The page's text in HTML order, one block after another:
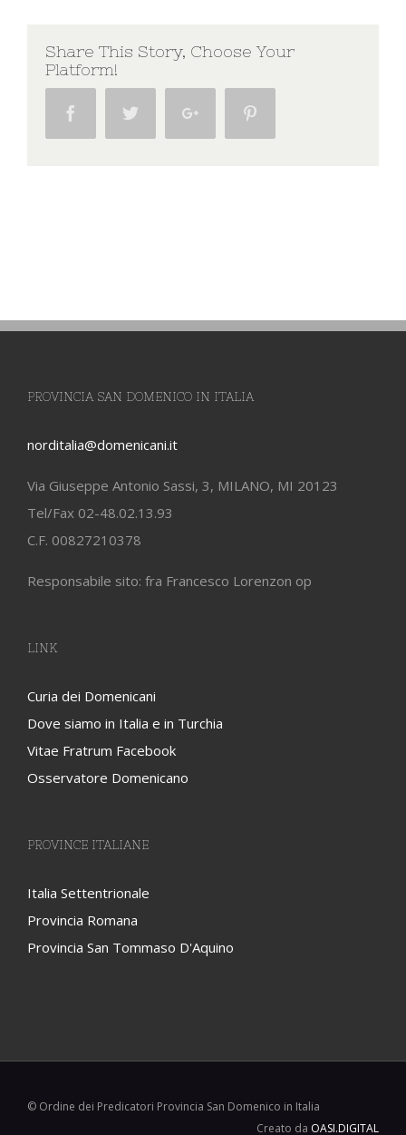
Share This Story, Choose Your
Platform!
Facebook Twitter Google+
PROVINCIA SAN DOMENICO IN ITALIA
norditalia@domenicani.it
Via Giuseppe Antonio Sassi, 3, MILANO, MI 20123
Tel/Fax 02-48.02.13.93
C.F. 00827210378
Responsabile sito: fra Francesco Lorenzon op
LINK
Curia dei Domenicani
Dove siamo in Italia e in Turchia
Vitae Fratrum Facebook
Osservatore Domenicano
PROVINCE ITALIANE
Italia Settentrionale
Provincia Romana
Provincia San Tommaso D'Aquino
© Ordine dei Predicatori Provincia San Domenico in Italia
Creato da OASI.DIGITAL